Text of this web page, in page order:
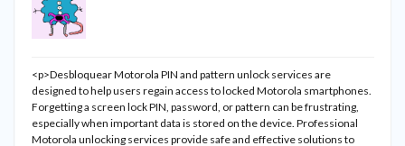
<p>Desbloquear Motorola PIN and pattern unlock services are
designed to help users regain access to locked Motorola smartphones.
Forgetting a screen lock PIN, password, or pattern can be frustrating,
especially when important data is stored on the device. Professional
Motorola unlocking services provide safe and effective solutions to